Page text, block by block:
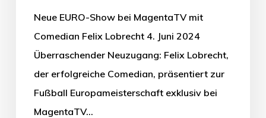
Neue EURO-Show bei MagentaTV mit
Comedian Felix Lobrecht 4. Juni 2024
Überraschender Neuzugang: Felix Lobrecht,
der erfolgreiche Comedian, präsentiert zur
Fußball Europameisterschaft exklusiv bei
MagentaTV…